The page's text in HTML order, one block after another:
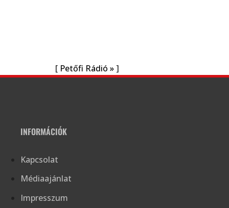
[ Petőfi Rádió »]
INFORMÁCIÓK
Kapcsolat
Médiaajánlat
Impresszum